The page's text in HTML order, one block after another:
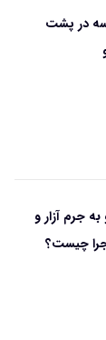
در پشت
جرم آزار و
چیست؟